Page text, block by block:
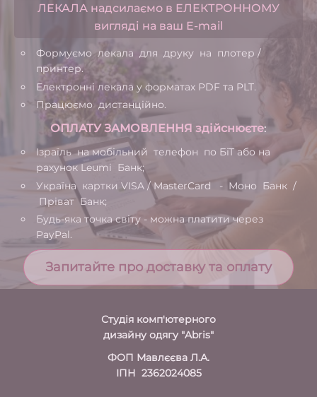
ЛЕКАЛА надсилаємо в ЕЛЕКТРОННОМУ
вигляді на ваш Е-mail
Формуємо лекала для друку на плотер /
принтер.
Електронні лекала у форматах PDF та PLT.
Працюємо дистанційно.
ОПЛАТУ ЗАМОВЛЕННЯ здійснюєте:
Ізраїль на мобільний телефон по БіТ або на
рахунок Leumi Банк;
Україна картки VISA / MasterCard - Моно Банк /
Пріват Банк;
Будь-яка точка світу - можна платити через
PayPal.
Запитайте про доставку та оплату
Студія комп'ютерного
дизайну одягу "Abris"
ФОП Мавлєєва Л.А.
ІПН 2362024085